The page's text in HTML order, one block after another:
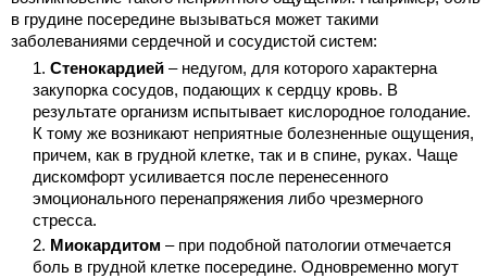
в грудине посередине вызываться может такими
заболеваниями сердечной и сосудистой систем:
Стенокардией – недугом, для которого характерна
закупорка сосудов, подающих к сердцу кровь. В
результате организм испытывает кислородное голодание.
К тому же возникают неприятные болезненные ощущения,
причем, как в грудной клетке, так и в спине, руках. Чаще
дискомфорт усиливается после перенесенного
эмоционального перенапряжения либо чрезмерного
стресса.
Миокардитом – при подобной патологии отмечается
боль в грудной клетке посередине. Одновременно могут